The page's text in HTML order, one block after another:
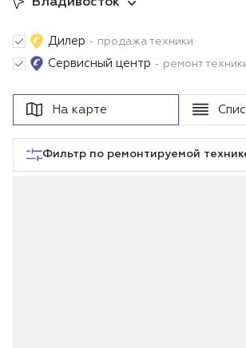
Скарификаторы
Мотопомпы
Подметальные машины
Дилер - продажа техники
Сервисный центр - ремонт
На карте
Фильтр по ремонтируемой